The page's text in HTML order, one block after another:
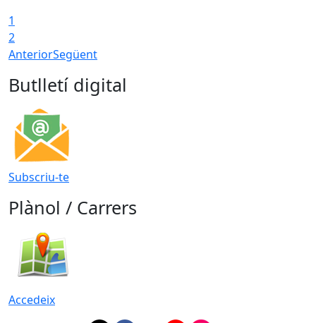
1
2
AnteriorSegüent
Butlletí digital
Subscriu-te
Plànol / Carrers
Accedeix